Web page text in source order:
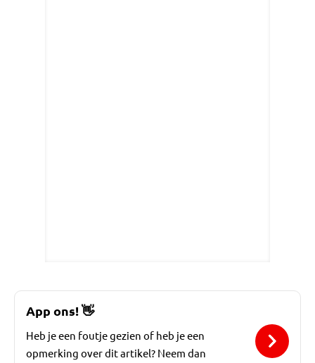
App ons!👋
Heb je een foutje gezien of heb je een
opmerking over dit artikel? Neem dan